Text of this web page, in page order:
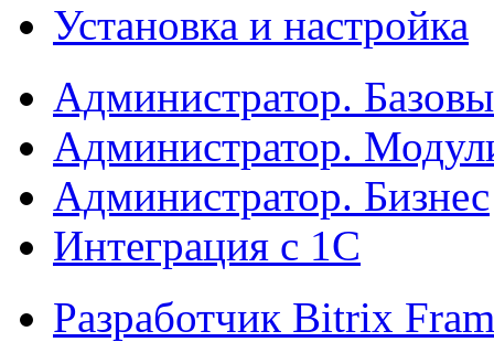
Установка и настройка
Администратор.
Администратор.
Администратор. Бизнес
Интеграция с 1С
Разработчик Bitrix